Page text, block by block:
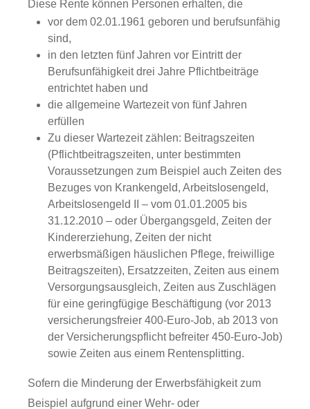
Diese Rente können Personen erhalten, die
vor dem 02.01.1961 geboren und berufsunfähig
sind,
in den letzten fünf Jahren vor Eintritt der
Berufsunfähigkeit drei Jahre Pflichtbeiträge
entrichtet haben und
die allgemeine Wartezeit von fünf Jahren
erfüllen
Zu dieser Wartezeit zählen: Beitragszeiten
(Pflichtbeitragszeiten, unter bestimmten
Voraussetzungen zum Beispiel auch Zeiten des
Bezuges von Krankengeld, Arbeitslosengeld,
Arbeitslosengeld II – vom 01.01.2005 bis
31.12.2010 – oder Übergangsgeld, Zeiten der
Kindererziehung, Zeiten der nicht
erwerbsmäßigen häuslichen Pflege, freiwillige
Beitragszeiten), Ersatzzeiten, Zeiten aus einem
Versorgungsausgleich, Zeiten aus Zuschlägen
für eine geringfügige Beschäftigung (vor 2013
versicherungsfreier 400-Euro-Job, ab 2013 von
der Versicherungspflicht befreiter 450-Euro-Job)
sowie Zeiten aus einem Rentensplitting.
Sofern die Minderung der Erwerbsfähigkeit zum
Beispiel aufgrund einer Wehr- oder